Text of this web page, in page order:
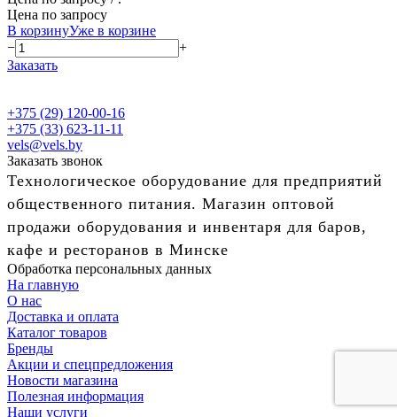
Цена по запросу
В корзинуУже в корзине
−
+
Заказать
+375 (29) 120-00-16
+375 (33) 623-11-11
vels@vels.by
Заказать звонок
Технологическое оборудование для предприятий
общественного питания. Магазин оптовой
продажи оборудования и инвентаря для баров,
кафе и ресторанов в Минске
Обработка персональных данных
На главную
О нас
Доставка и оплата
Каталог товаров
Бренды
Акции и спецпредложения
Новости магазина
Полезная информация
Наши услуги